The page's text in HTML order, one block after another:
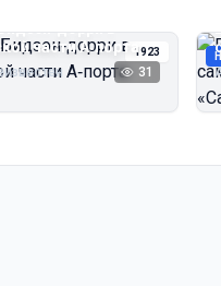
1923
в
части А‑порта
31